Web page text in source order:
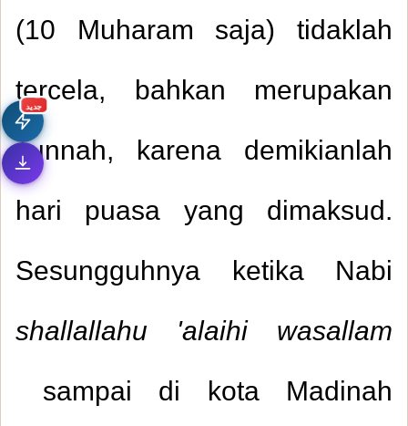
جديد
(10 Muharam saja) tidaklah
tercela, bahkan merupakan
sunnah, karena demikianlah
hari puasa yang dimaksud.
Sesungguhnya ketika Nabi
shallallahu 'alaihi wasallam
sampai di kota Madinah